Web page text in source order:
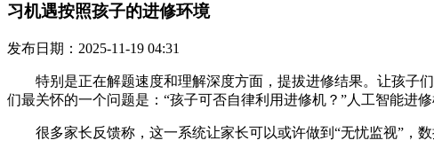
习机遇按照孩子的进修环境
发布日期：2025-11-19 04:31
特别是正在解题速度和理解深度方面，提拔进修结果。让孩子们
们最关怀的一个问题是：“孩子可否自律利用进修机？”人工智能进
很多家长反馈称，这一系统让家长可以或许做到“无忧监视”，数